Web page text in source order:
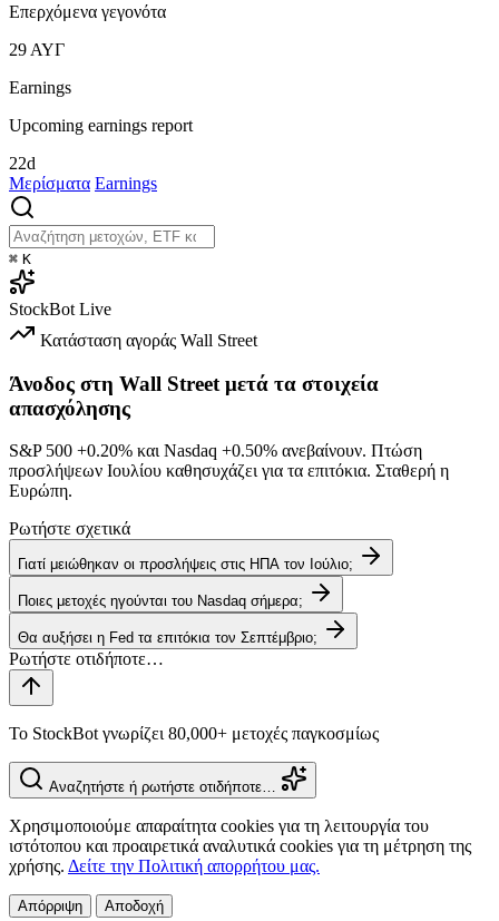
Επερχόμενα γεγονότα
29 ΑΥΓ
Earnings
Upcoming earnings report
22d
Μερίσματα Earnings
⌘ K
StockBot Live
Κατάσταση αγοράς Wall Street
Άνοδος στη Wall Street μετά τα στοιχεία
απασχόλησης
S&P 500 +0.20% και Nasdaq +0.50% ανεβαίνουν. Πτώση
προσλήψεων Ιουλίου καθησυχάζει για τα επιτόκια. Σταθερή η
Ευρώπη.
Ρωτήστε σχετικά
Γιατί μειώθηκαν οι προσλήψεις στις ΗΠΑ τον Ιούλιο;
Ποιες μετοχές ηγούνται του Nasdaq σήμερα;
Θα αυξήσει η Fed τα επιτόκια τον Σεπτέμβριο;
Το StockBot γνωρίζει 80,000+ μετοχές παγκοσμίως
Αναζητήστε ή ρωτήστε οτιδήποτε…
Χρησιμοποιούμε απαραίτητα cookies για τη λειτουργία του
ιστότοπου και προαιρετικά αναλυτικά cookies για τη μέτρηση της
χρήσης. Δείτε την Πολιτική απορρήτου μας.
Απόρριψη Αποδοχή